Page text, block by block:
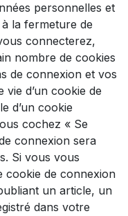
personnelles et
la fermeture de
connecterez,
nombre de cookies
de connexion et vos
vie d’un cookie de
d’un cookie
cochez « Se
connexion sera
Si vous vous
cookie de connexion
un article, un
dans votre